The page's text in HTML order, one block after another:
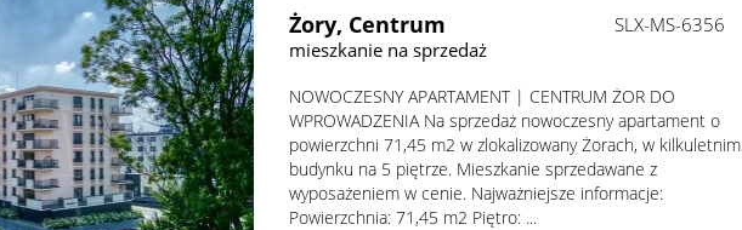
Żory, Centrum
mieszkanie na sprzedaż
SLX-MS-6356
NOWOCZESNY APARTAMENT | CENTRUM ŻOR DO
WPROWADZENIA Na sprzedaż nowoczesny apartament o
powierzchni 71,45 m2 w zlokalizowany Żorach, w kilkuletnim
budynku na 5 piętrze. Mieszkanie sprzedawane z
wyposażeniem w cenie. Najważniejsze informacje:
Powierzchnia: 71,45 m2 Piętro: ...